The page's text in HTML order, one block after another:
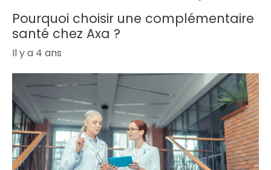
Pourquoi choisir une complémentaire
santé chez Axa ?
Il y a 4 ans